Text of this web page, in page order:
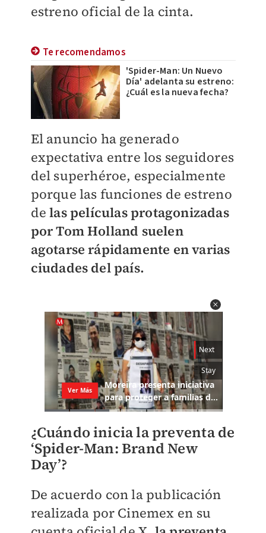
estreno oficial de la cinta.
Te recomendamos
'Spider-Man: Un Nuevo
Día' adelanta su estreno:
¿Cuál es la nueva fecha?
El anuncio ha generado
expectativa entre los seguidores
del superhéroe, especialmente
porque las funciones de estreno
delas películas protagonizadas
por Tom Holland suelen
agotarse rápidamente en varias
ciudades del país.
¿Cuándo inicia la preventa de
‘Spider-Man: Brand New
Day’?
De acuerdo con la publicación
realizada por Cinemex en su